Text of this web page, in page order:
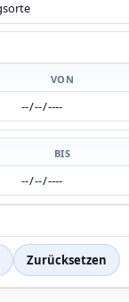
VON
BIS
Zurücksetzen